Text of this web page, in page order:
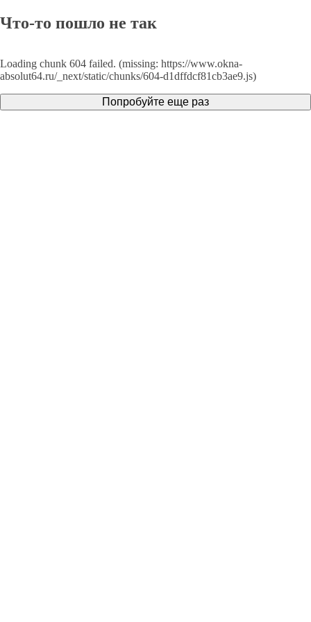
Что-то пошло не так
Loading chunk 604 failed. (missing: https://www.okna-
absolut64.ru/_next/static/chunks/604-d1dffdcf81cb3ae9.js)
Попробуйте еще раз